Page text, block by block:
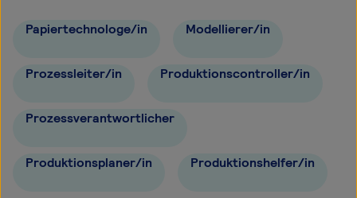
Papiertechnologe/in Modellierer/in
Prozessleiter/in Produktionscontroller/in
Prozessverantwortlicher
Produktionsplaner/in Produktionshelfer/in